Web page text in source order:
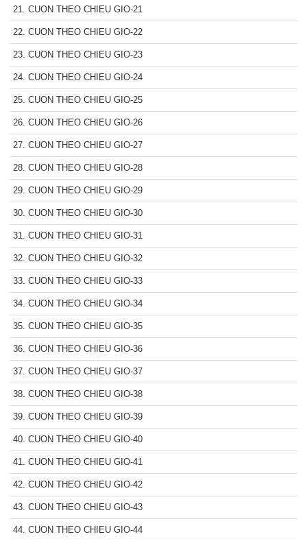
21. CUON THEO CHIEU GIO-21
22. CUON THEO CHIEU GIO-22
23. CUON THEO CHIEU GIO-23
24. CUON THEO CHIEU GIO-24
25. CUON THEO CHIEU GIO-25
26. CUON THEO CHIEU GIO-26
27. CUON THEO CHIEU GIO-27
28. CUON THEO CHIEU GIO-28
29. CUON THEO CHIEU GIO-29
30. CUON THEO CHIEU GIO-30
31. CUON THEO CHIEU GIO-31
32. CUON THEO CHIEU GIO-32
33. CUON THEO CHIEU GIO-33
34. CUON THEO CHIEU GIO-34
35. CUON THEO CHIEU GIO-35
36. CUON THEO CHIEU GIO-36
37. CUON THEO CHIEU GIO-37
38. CUON THEO CHIEU GIO-38
39. CUON THEO CHIEU GIO-39
40. CUON THEO CHIEU GIO-40
41. CUON THEO CHIEU GIO-41
42. CUON THEO CHIEU GIO-42
43. CUON THEO CHIEU GIO-43
44. CUON THEO CHIEU GIO-44